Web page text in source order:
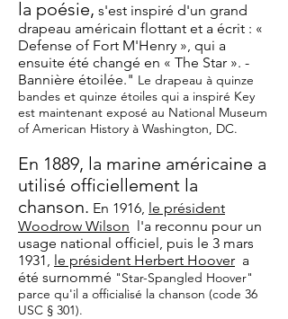
la poésie, s'est inspiré d'un grand
drapeau américain flottant et a écrit : «
Defense of Fort M'Henry », qui a
ensuite été changé en « The Star ». -
Bannière étoilée." Le drapeau à quinze
bandes et quinze étoiles qui a inspiré Key
est maintenant exposé au National Museum
of American History à Washington, DC.
En 1889, la marine américaine a
utilisé officiellement la
chanson. En 1916, le président
Woodrow Wilson l'a reconnu pour un
usage national officiel, puis le 3 mars
1931, le président Herbert Hoover a
été surnommé "Star-Spangled Hoover"
parce qu'il a officialisé la chanson (code 36
USC § 301).